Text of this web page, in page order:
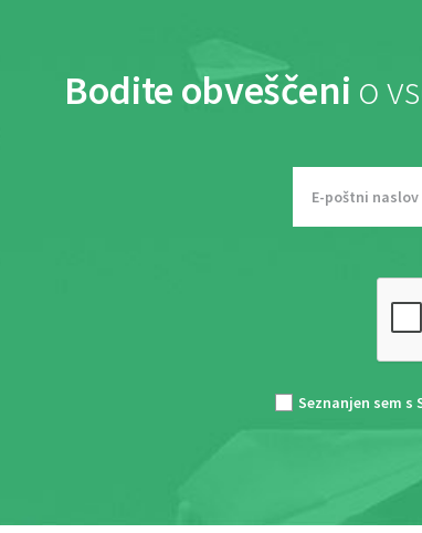
Bodite obveščeni o
Seznanjen sem s